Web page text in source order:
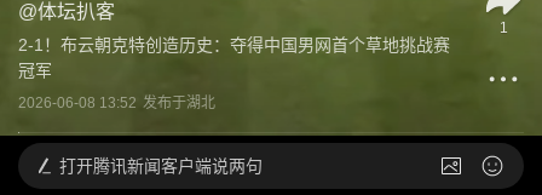
@体坛扒客
2-1！布云朝克特创造历史：夺得中国男网首个草地挑战赛
冠军
2026-06-08 13:52 发布于湖北
1
打开腾讯新闻客户端说两句